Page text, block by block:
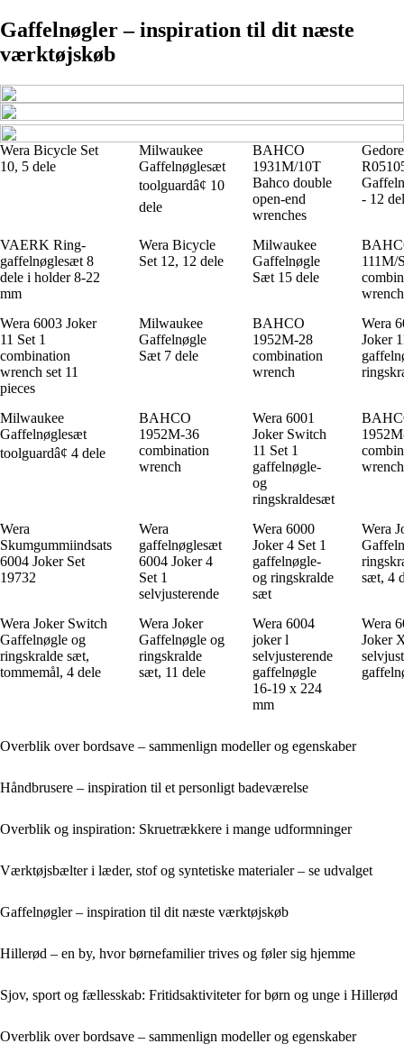
Gaffelnøgler – inspiration til dit næste
værktøjskøb
Wera Bicycle Set
10, 5 dele
Milwaukee
Gaffelnøglesæt
toolguardâ¢ 10
dele
BAHCO
1931M/10T
Bahco double
open-end
wrenches
Gedore
- 12
VAERK Ring-
gaffelnøglesæt 8
dele i holder 8-22
mm
Wera Bicycle
Set 12, 12 dele
Milwaukee
Gaffelnøgle
Sæt 15 dele
111M/
wrench
Wera 6003 Joker
11 Set 1
combination
wrench set 11
pieces
Milwaukee
Gaffelnøgle
Sæt 7 dele
BAHCO
1952M-28
combination
wrench
Wera
Joker
Milwaukee
Gaffelnøglesæt
toolguardâ¢ 4 dele
BAHCO
1952M-36
combination
wrench
Wera 6001
Joker Switch
11 Set 1
gaffelnøgle-
og
ringskraldesæt
wrench
Wera
Skumgummiindsats
6004 Joker Set
19732
Wera
gaffelnøglesæt
6004 Joker 4
Set 1
selvjusterende
Wera 6000
Joker 4 Set 1
gaffelnøgle-
og ringskralde
sæt
Wera
sæt, 4
Wera Joker Switch
Gaffelnøgle og
ringskralde sæt,
tommemål, 4 dele
Wera Joker
Gaffelnøgle og
ringskralde
sæt, 11 dele
Wera 6004
joker l
selvjusterende
gaffelnøgle
16-19 x 224
mm
Wera
Joker
Overblik over bordsave – sammenlign modeller og egenskaber
Håndbrusere – inspiration til et personligt badeværelse
Overblik og inspiration: Skruetrækkere i mange udformninger
Værktøjsbælter i læder, stof og syntetiske materialer – se udvalget
Gaffelnøgler – inspiration til dit næste værktøjskøb
Hillerød – en by, hvor børnefamilier trives og føler sig hjemme
Sjov, sport og fællesskab: Fritidsaktiviteter for børn og unge i Hillerød
Overblik over bordsave – sammenlign modeller og egenskaber